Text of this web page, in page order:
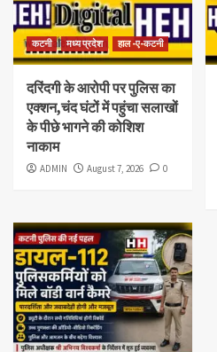
कटनी मध्य प्रदेश हाल -ए-कटनी
दरिंदगी के आरोपी पर पुलिस का
एक्शन,चंद घंटों में पहुंचा सलाखों
के पीछे भागने की कोशिश
नाकाम
ADMIN August 7, 2026 0